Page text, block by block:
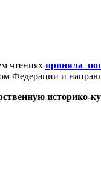
чтениях приняла
Федерации и
историко-